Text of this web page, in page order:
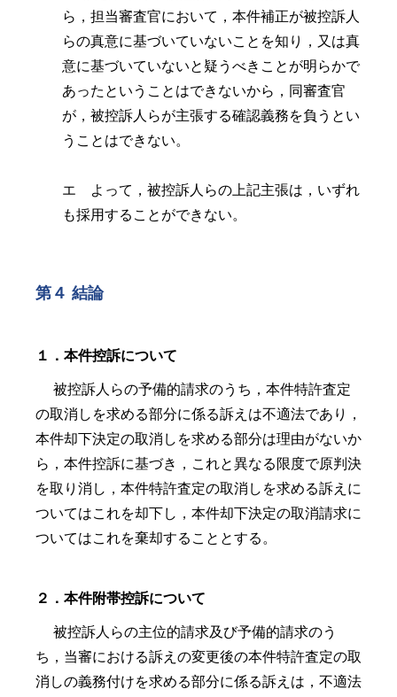
ら，担当審査官において，本件補正が被控訴人
らの真意に基づいていないことを知り，又は真
意に基づいていないと疑うべきことが明らかで
あったということはできないから，同審査官
が，被控訴人らが主張する確認義務を負うとい
うことはできない。
エ よって，被控訴人らの上記主張は，いずれ
も採用することができない。
第４ 結論
１．本件控訴について
被控訴人らの予備的請求のうち，本件特許査定
の取消しを求める部分に係る訴えは不適法であり，
本件却下決定の取消しを求める部分は理由がないか
ら，本件控訴に基づき，これと異なる限度で原判決
を取り消し，本件特許査定の取消しを求める訴えに
ついてはこれを却下し，本件却下決定の取消請求に
ついてはこれを棄却することとする。
２．本件附帯控訴について
被控訴人らの主位的請求及び予備的請求のう
ち，当審における訴えの変更後の本件特許査定の取
消しの義務付けを求める部分に係る訴えは，不適法